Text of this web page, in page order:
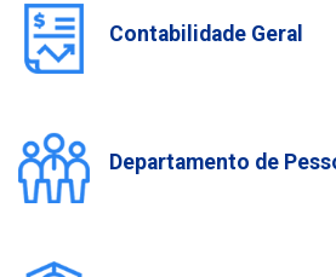
Contabilidade Geral
Departamento de